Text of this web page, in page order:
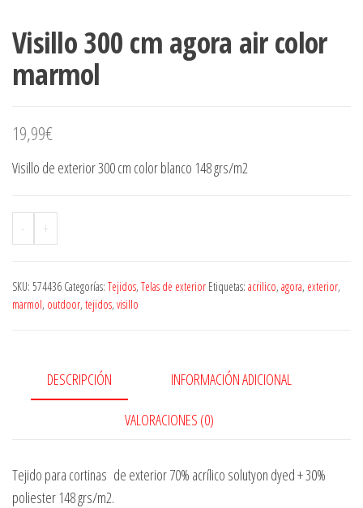
Visillo 300 cm agora air color
marmol
19,99€
Visillo de exterior 300 cm color blanco 148 grs/m2
- +
SKU: 574436 Categorías: Tejidos, Telas de exterior Etiquetas: acrilico, agora, exterior,
marmol, outdoor, tejidos, visillo
DESCRIPCIÓN INFORMACIÓN ADICIONAL
VALORACIONES (0)
Tejido para cortinas de exterior 70% acrílico solutyon dyed + 30%
poliester 148 grs/m2.